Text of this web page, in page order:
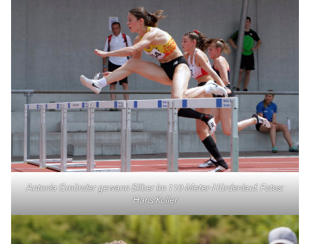
Antonia Gmünder gewann Silber im 110-Meter-Hürdenlauf. Fotos:
Hans Koller